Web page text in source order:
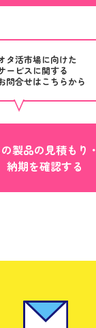
タ活市場に向けた
ービスに関する
問合せはこちらから
製品の見積もり・
納期を確認する